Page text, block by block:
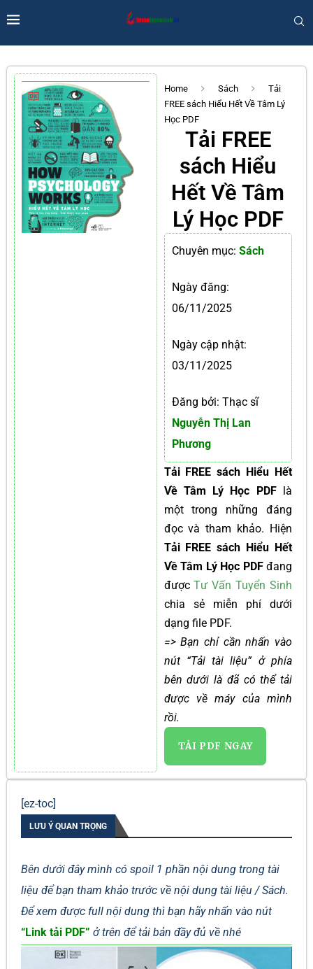
Home Sách
Tải
FREE sách Hiểu Hết Về Tâm Lý
Học PDF
Tải FREE
sách Hiểu
Hết Về Tâm
Lý Học PDF
Chuyên mục: Sách
Ngày đăng:
06/11/2025
Ngày cập nhật:
03/11/2025
Đăng bởi: Thạc sĩ
Nguyễn Thị Lan
Phương
Tải FREE sách Hiểu Hết
Về Tâm Lý Học PDFlà
một trong những đáng
đọc và tham khảo. Hiện
Tải FREE sách Hiểu Hết
Về Tâm Lý Học PDF đang
đượcTư Vấn Tuyển Sinh
chia sẻ miễn phí dưới
dạng file PDF.
=> Bạn chỉ cần nhấn vào
nút “Tải tài liệu” ở phía
bên dưới là đã có thể tải
được về máy của mình
rồi.
TẢI PDF NGAY
[ez-toc]
LƯU Ý QUAN TRỌNG
Bên dưới đây mình có spoil 1 phần nội dung trong tài
liệu để bạn tham khảo trước về nội dung tài liệu / Sách.
Để xem được full nội dung thì bạn hãy nhấn vào nút
“Link tải PDF” ở trên để tải bản đầy đủ về nhé